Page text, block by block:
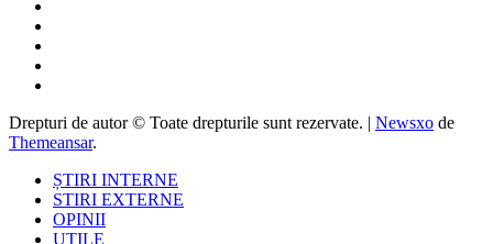
Drepturi de autor © Toate drepturile sunt rezervate. | Newsxo de
Themeansar.
ȘTIRI INTERNE
STIRI EXTERNE
OPINII
UTILE